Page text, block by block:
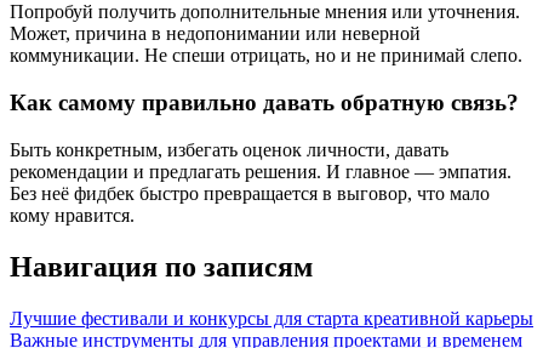
Попробуй получить дополнительные мнения или уточнения.
Может, причина в недопонимании или неверной
коммуникации. Не спеши отрицать, но и не принимай слепо.
Как самому правильно давать обратную связь?
Быть конкретным, избегать оценок личности, давать
рекомендации и предлагать решения. И главное — эмпатия.
Без неё фидбек быстро превращается в выговор, что мало
кому нравится.
Навигация по записям
Лучшие фестивали и конкурсы для старта креативной карьеры
Важные инструменты для управления проектами и временем